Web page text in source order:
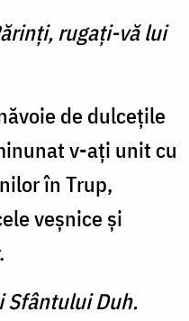
rugaţi-vă lui
de dulceţile
v-aţi unit cu
în Trup,
veşnice şi
Sfântului Duh.